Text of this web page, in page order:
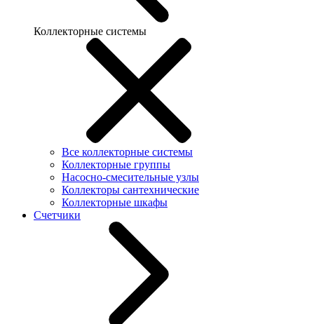
Коллекторные системы
Все коллекторные системы
Коллекторные группы
Насосно-смесительные узлы
Коллекторы сантехнические
Коллекторные шкафы
Счетчики